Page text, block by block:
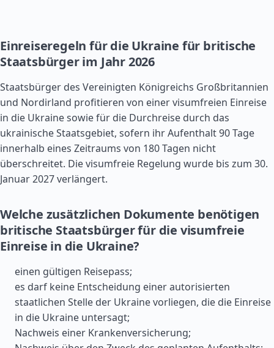
Einreiseregeln für die Ukraine für britische
Staatsbürger im Jahr 2026
Staatsbürger des Vereinigten Königreichs Großbritannien
und Nordirland profitieren von einer visumfreien Einreise
in die Ukraine sowie für die Durchreise durch das
ukrainische Staatsgebiet, sofern ihr Aufenthalt 90 Tage
innerhalb eines Zeitraums von 180 Tagen nicht
überschreitet. Die visumfreie Regelung wurde bis zum 30.
Januar 2027 verlängert.
Welche zusätzlichen Dokumente benötigen
britische Staatsbürger für die visumfreie
Einreise in die Ukraine?
einen gültigen Reisepass;
es darf keine Entscheidung einer autorisierten
staatlichen Stelle der Ukraine vorliegen, die die Einreise
in die Ukraine untersagt;
Nachweis einer Krankenversicherung;